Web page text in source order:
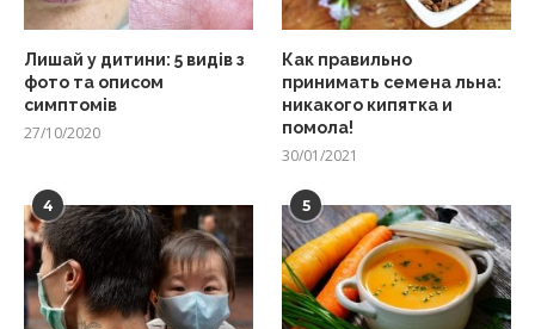
Лишай у дитини: 5 видів з
фото та описом
симптомів
27/10/2020
Как правильно
принимать семена льна:
никакого кипятка и
помола!
30/01/2021
4 5